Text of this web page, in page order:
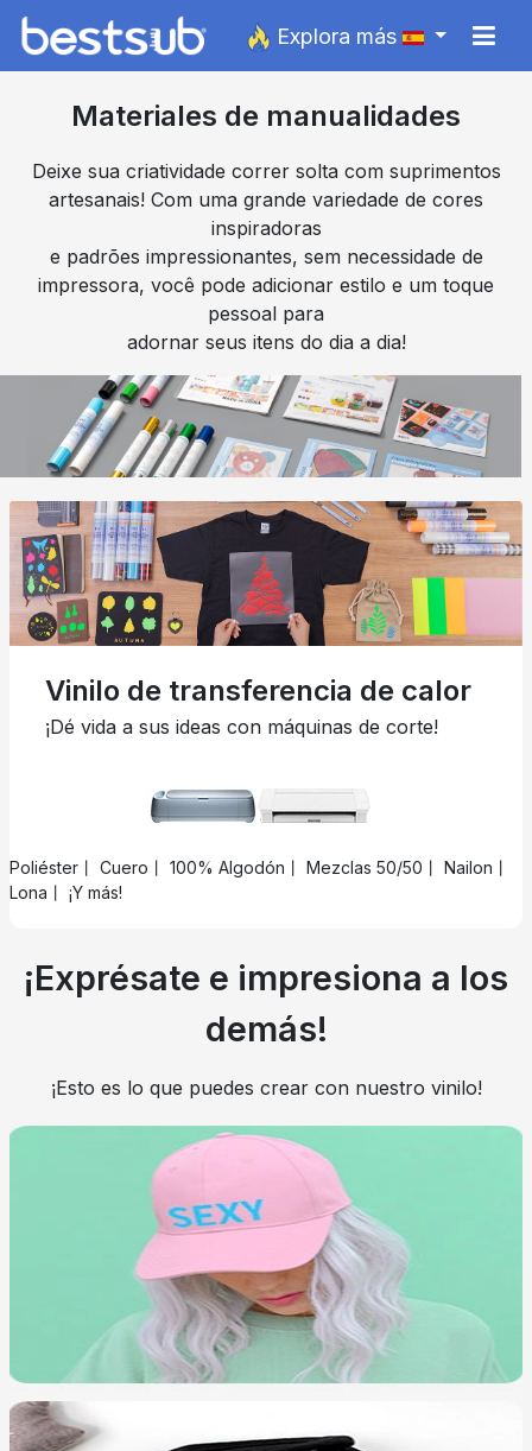
Explora más
Materiales de manualidades
Deixe sua criatividade correr solta com suprimentos
artesanais! Com uma grande variedade de cores
inspiradoras
e padrões impressionantes, sem necessidade de
impressora, você pode adicionar estilo e um toque
pessoal para
adornar seus itens do dia a dia!
Vinilo de transferencia de calor
¡Dé vida a sus ideas con máquinas de corte!
Poliéster丨 Cuero丨 100% Algodón丨 Mezclas 50/50丨 Nailon丨
Lona丨 ¡Y más!
¡Exprésate e impresiona a los
demás!
¡Esto es lo que puedes crear con nuestro vinilo!